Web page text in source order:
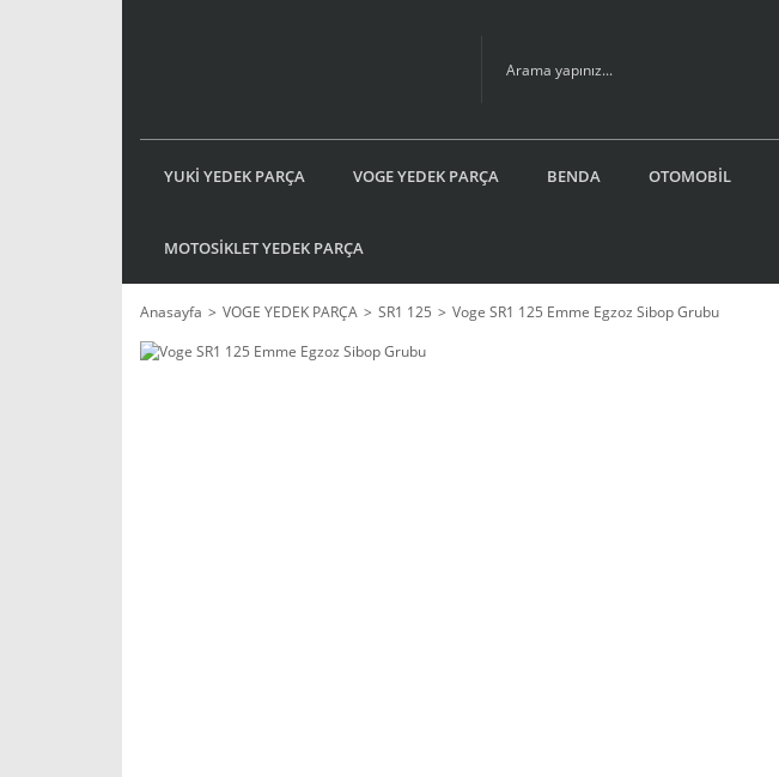
YUKİ YEDEK PARÇA VOGE YEDEK PARÇA BENDA OTOMOBİL
MOTOSİKLET YEDEK PARÇA
Anasayfa VOGE YEDEK PARÇA SR1 125
Voge SR1 125 Emme Egzoz Sibop Grubu